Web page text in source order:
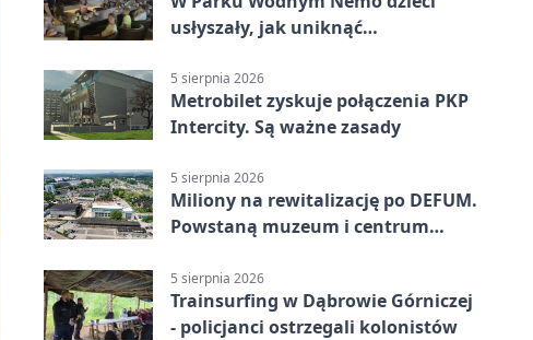
usłyszały, jak uniknąć
5 sierpnia 2026
Metrobilet zyskuje połączenia PKP
Intercity. Są ważne zasady
5 sierpnia 2026
Miliony na rewitalizację po DEFUM.
Powstaną muzeum i centrum
5 sierpnia 2026
Trainsurfing w Dąbrowie Górniczej
- policjanci ostrzegali kolonistów